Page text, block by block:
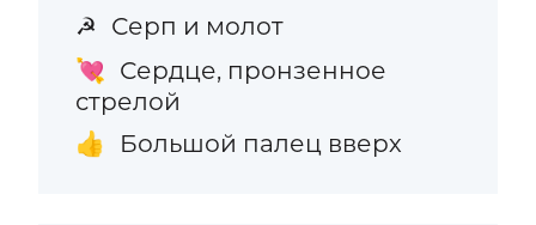
☭ Серп и молот
💘
Сердце, пронзенное
стрелой
👍 Большой палец вверх